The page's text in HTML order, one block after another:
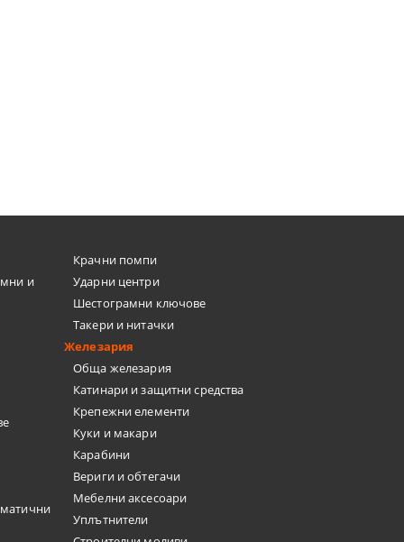
и
Крачни помпи
Ударни центри
Шестограмни ключове
Такери и нитачки
Железария
Обща железария
Катинари и защитни средства
Крепежни елементи
Куки и макари
Карабини
Вериги и обтегачи
Мебелни аксесоари
Уплътнители